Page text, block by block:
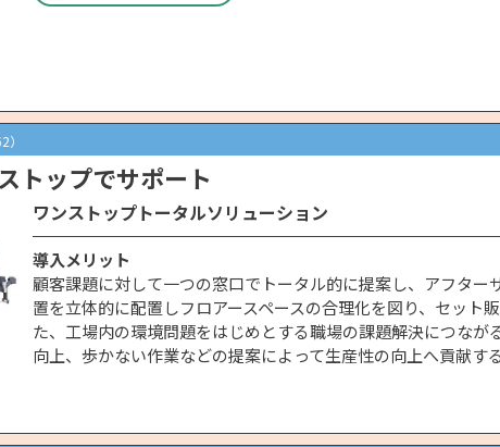
）
トップでサポート
ワンストップトータルソリューション
導入メリット
顧客課題に対して一つの窓口でトータル的に提案し、アフタ
置を立体的に配置しフロアースペースの合理化を図り、セット
た、工場内の環境問題をはじめとする職場の課題解決につな
向上、歩かない作業などの提案によって生産性の向上へ貢献する